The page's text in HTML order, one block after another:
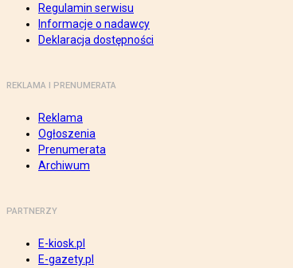
Regulamin serwisu
Informacje o nadawcy
Deklaracja dostępności
REKLAMA I PRENUMERATA
Reklama
Ogłoszenia
Prenumerata
Archiwum
PARTNERZY
E-kiosk.pl
E-gazety.pl